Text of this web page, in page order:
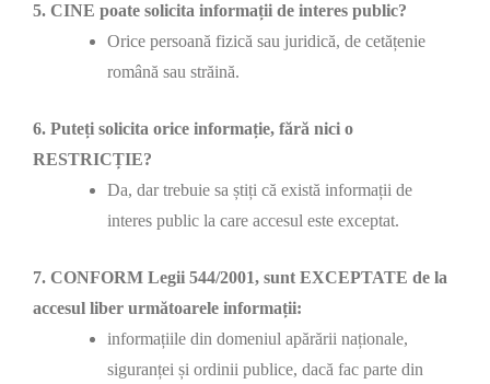
5. CINE poate solicita informații de interes public?
Orice persoană fizică sau juridică, de cetățenie
română sau străină.
6. Puteți solicita orice informație, fără nici o
RESTRICȚIE?
Da, dar trebuie sa știți că există informații de
interes public la care accesul este exceptat.
7. CONFORM Legii 544/2001, sunt EXCEPTATE de la
accesul liber următoarele informații:
informațiile din domeniul apărării naționale,
siguranței și ordinii publice, dacă fac parte din